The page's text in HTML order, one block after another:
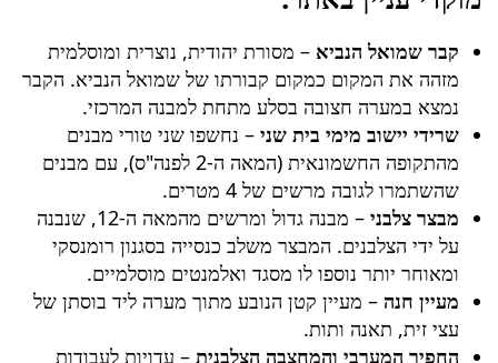
קבר שמואל הנביא – מסורת יהודית, נוצרית ומוסלמית
מזהה את המקום כמקום קבורתו של שמואל הנביא. הקבר
נמצא במערה חצובה בסלע מתחת למבנה המרכזי.
שרידי יישוב מימי בית שני – נחשפו שני טורי מבנים
מהתקופה החשמונאית (המאה ה-2 לפנה"ס), עם מבנים
שהשתמרו לגובה מרשים של 4 מטרים.
מבצר צלבני
– מבנה גדול ומרשים מהמאה ה-12, שנבנה
על ידי הצלבנים. המבצר משלב כנסייה בסגנון רומנסקי
ומאוחר יותר נוספו לו מסגד ואלמנטים מוסלמיים.
מעיין חנה – מעיין קטן הנובע מתוך מערה ליד בוסתן של
עצי זית, תאנה ותות.
החפיר המערבי והמחצבה הצלבנית – עדויות לעבודות